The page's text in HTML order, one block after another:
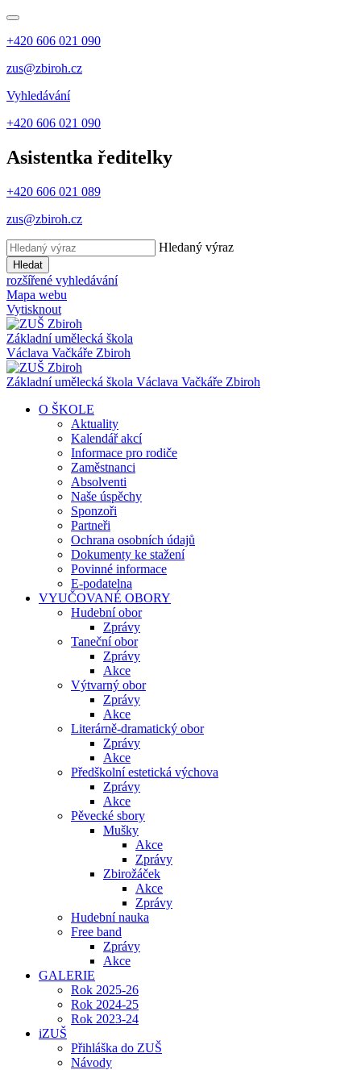
+420 606 021 090
zus@zbiroh.cz
Vyhledávání
+420 606 021 090
Asistentka ředitelky
+420 606 021 089
zus@zbiroh.cz
Hledaný výraz
Hledat
rozšířené vyhledávání
Mapa webu
Vytisknout
Základní umělecká škola
Václava Vačkáře Zbiroh
Základní umělecká škola Václava Vačkáře Zbiroh
O ŠKOLE
Aktuality
Kalendář akcí
Informace pro rodiče
Zaměstnanci
Absolventi
Naše úspěchy
Sponzoři
Partneři
Ochrana osobních údajů
Dokumenty ke stažení
Povinné informace
E-podatelna
VYUČOVANÉ OBORY
Hudební obor
Zprávy
Taneční obor
Zprávy
Akce
Výtvarný obor
Zprávy
Akce
Literárně-dramatický obor
Zprávy
Akce
Předškolní estetická výchova
Zprávy
Akce
Pěvecké sbory
Mušky
Akce
Zprávy
Zbirožáček
Akce
Zprávy
Hudební nauka
Free band
Zprávy
Akce
GALERIE
Rok 2025-26
Rok 2024-25
Rok 2023-24
iZUŠ
Přihláška do ZUŠ
Návody